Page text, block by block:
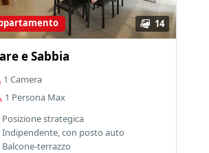
14
e Sabbia
1 Camera
1 Persona Max
Posizione strategica
Indipendente, con posto auto
Balcone-terrazzo